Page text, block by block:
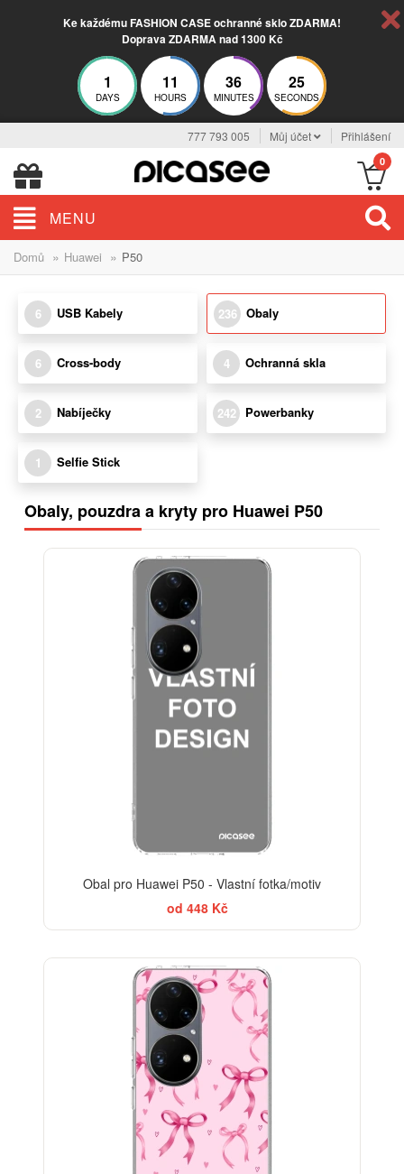
Ke každému FASHION CASE ochranné sklo ZDARMA!
Doprava ZDARMA nad 1300 Kč
1
DAYS
11
HOURS
36
MINUTES
24
SECONDS
777 793 005 Můj účet Přihlášení
0
MENU
Domů » Huawei » P50
6 USB Kabely 236 Obaly
6 Cross-body 4 Ochranná skla
2 Nabíječky 242 Powerbanky
1 Selfie Stick
Obaly, pouzdra a kryty pro Huawei P50
Obal pro Huawei P50 - Vlastní fotka/motiv
od 448 Kč